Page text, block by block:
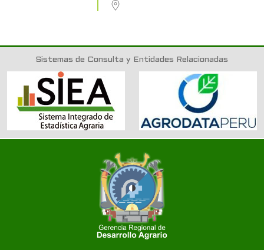
Sistemas de Consulta y Entidades Relacionadas